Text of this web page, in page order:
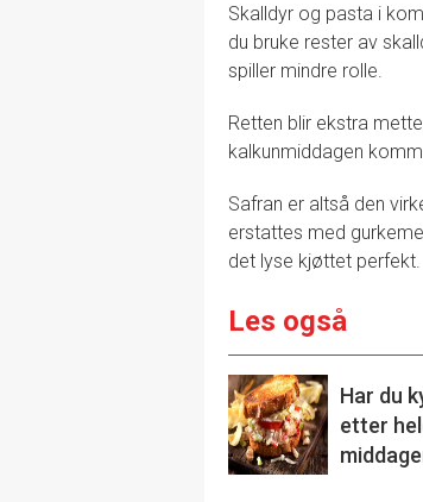
Skalldyr og pasta i
du bruke rester av
spiller mindre rolle.
Retten blir ekstra
kalkunmiddagen
Safran er altså den
erstattes med
det lyse kjøttet perfekt.
Les også
Har du
etter